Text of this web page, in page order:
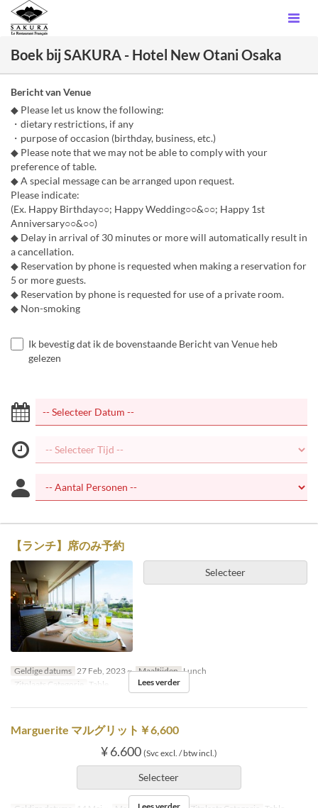
Boek bij SAKURA - Hotel New Otani Osaka
Bericht van Venue
◆ Please let us know the following:
・dietary restrictions, if any
・purpose of occasion (birthday, business, etc.)
◆ Please note that we may not be able to comply with your
preference of table.
◆ A special message can be arranged upon request.
Please indicate:
(Ex. Happy Birthday○○; Happy Wedding○○&○○; Happy 1st
Anniversary○○&○○)
◆ Delay in arrival of 30 minutes or more will automatically result in
a cancellation.
◆ Reservation by phone is requested when making a reservation for
5 or more guests.
◆ Reservation by phone is requested for use of a private room.
◆ Non-smoking
Ik bevestig dat ik de bovenstaande Bericht van Venue heb
gelezen
【ランチ】席のみ予約
Selecteer
Geldige datums 27 Feb, 2023 ~ Maaltijden Lunch
Zitplaats Categorie
Table Lees verder
Marguerite マルグリット￥6,600
¥ 6.600 (Svc excl. / btw incl.)
Selecteer